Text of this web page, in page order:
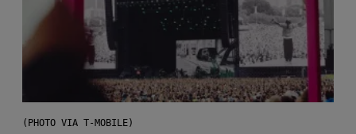
(PHOTO VIA T-MOBILE)